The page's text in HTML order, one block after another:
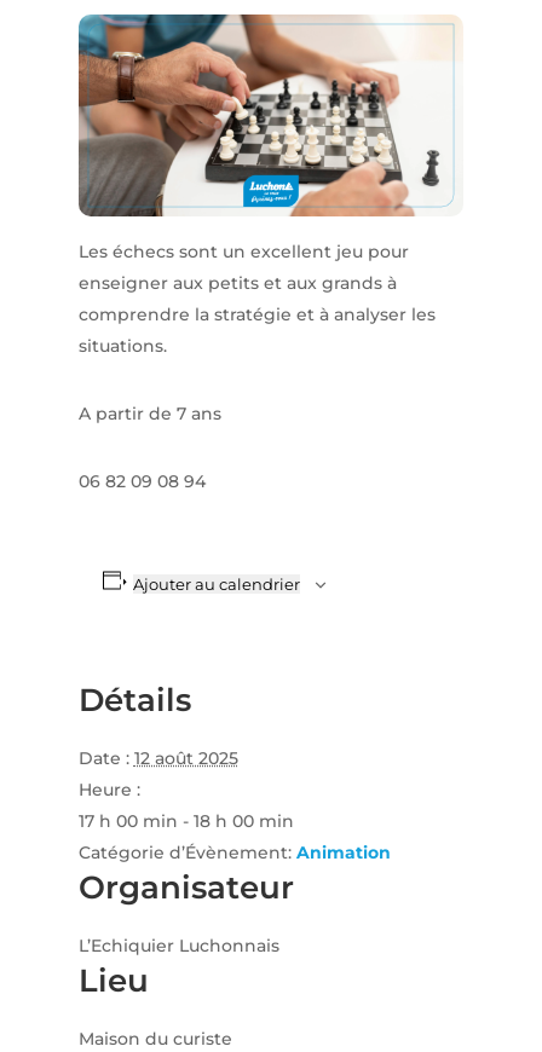
Les échecs sont un excellent jeu pour
enseigner aux petits et aux grands à
comprendre la stratégie et à analyser les
situations.
A partir de 7 ans
06 82 09 08 94
Ajouter au calendrier
Détails
Date : 12 août 2025
Heure :
17 h 00 min - 18 h 00 min
Catégorie d’Évènement: Animation
Lieu
Maison du curiste
Organisateur
L’Echiquier Luchonnais